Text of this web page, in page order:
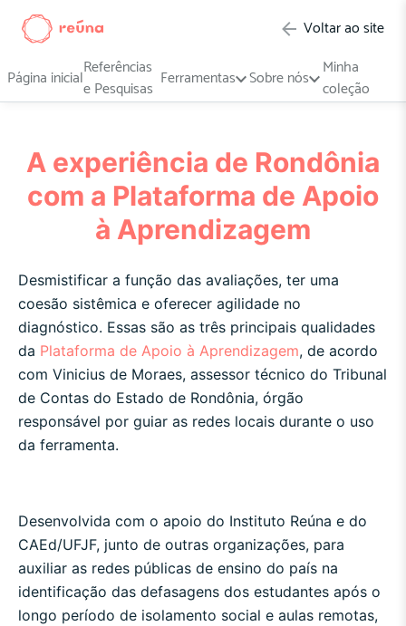
Voltar ao site
Página inicialReferências
e Pesquisas Ferramentas Sobre nós
Minha
coleção
A experiência de Rondônia
com a Plataforma de Apoio
à Aprendizagem
Desmistificar a função das avaliações, ter uma
coesão sistêmica e oferecer agilidade no
diagnóstico. Essas são as três principais qualidades
da Plataforma de Apoio à Aprendizagem, de acordo
com Vinicius de Moraes, assessor técnico do Tribunal
de Contas do Estado de Rondônia, órgão
responsável por guiar as redes locais durante o uso
da ferramenta.
Desenvolvida com o apoio do Instituto Reúna e do
CAEd/UFJF, junto de outras organizações, para
auxiliar as redes públicas de ensino do país na
identificação das defasagens dos estudantes após o
longo período de isolamento social e aulas remotas,